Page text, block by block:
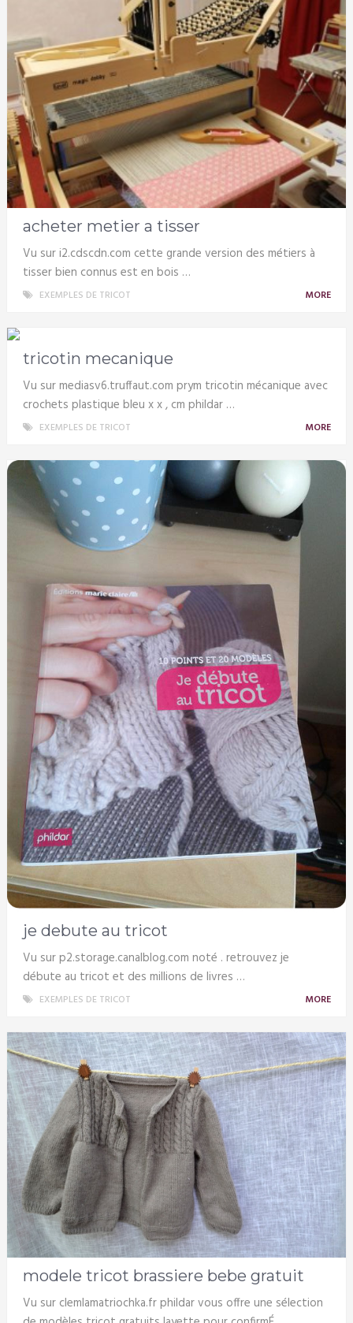
acheter metier a tisser
Vu sur i2.cdscdn.com cette grande version des métiers à
tisser bien connus est en bois …
EXEMPLES DE TRICOT MORE
tricotin mecanique
Vu sur mediasv6.truffaut.com prym tricotin mécanique avec
crochets plastique bleu x x , cm phildar …
EXEMPLES DE TRICOT MORE
je debute au tricot
Vu sur p2.storage.canalblog.com noté . retrouvez je
débute au tricot et des millions de livres …
EXEMPLES DE TRICOT MORE
modele tricot brassiere bebe gratuit
Vu sur clemlamatriochka.fr phildar vous offre une sélection